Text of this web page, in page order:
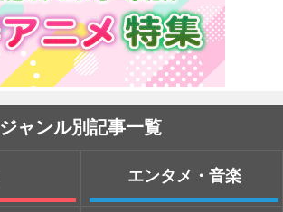
ジャンル別記事一覧
エンタメ・音楽